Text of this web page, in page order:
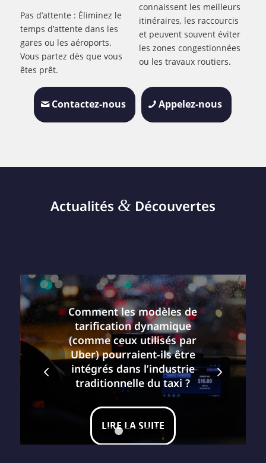
Pas d’attente : Éliminez le
temps d’attente dans les
gares ou les aéroports.
Vous partez dès que vous
êtes prêt.
connaissent les meilleurs
itinéraires, les raccourcis
et peuvent souvent éviter
les zones congestionnées
ou les travaux routiers.
Contactez-nous Appelez-nous
Actualités &Découvertes
Comment les modèles de
tarification dynamique
(comme ceux utilisés par
Uber) pourraient-ils être
intégrés dans l’industrie
traditionnelle du taxi ?
LIRE LA SUITE
Suivant
1